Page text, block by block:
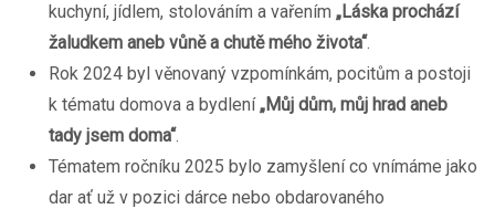
kuchyní, jídlem, stolováním a vařením „Láska prochází
žaludkem aneb vůně a chutě mého života“.
Rok 2024 byl věnovaný vzpomínkám, pocitům a postoji
k tématu domova a bydlení„Můj dům, můj hrad aneb
tady jsem doma“.
Tématem ročníku 2025 bylo zamyšlení co vnímáme jako
dar ať už v pozici dárce nebo obdarovaného